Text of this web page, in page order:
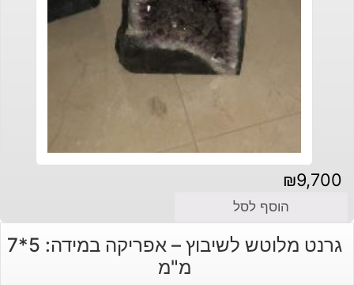
₪9,700
הוסף לסל
גרנט מלוטש לשיבוץ – אפריקה במידה: 5*7
מ"מ